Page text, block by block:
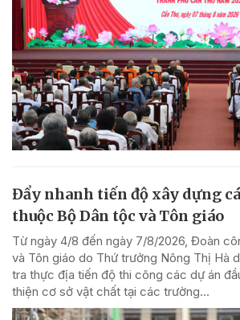
Đẩy nhanh tiến độ xây dựng
thuộc Bộ Dân tộc và Tôn giáo
Từ ngày 4/8 đến ngày 7/8/2026, Đoàn
và Tôn giáo do Thứ trưởng Nông Thị Hà
tra thực địa tiến độ thi công các dự án
thiện cơ sở vật chất tại các trường...